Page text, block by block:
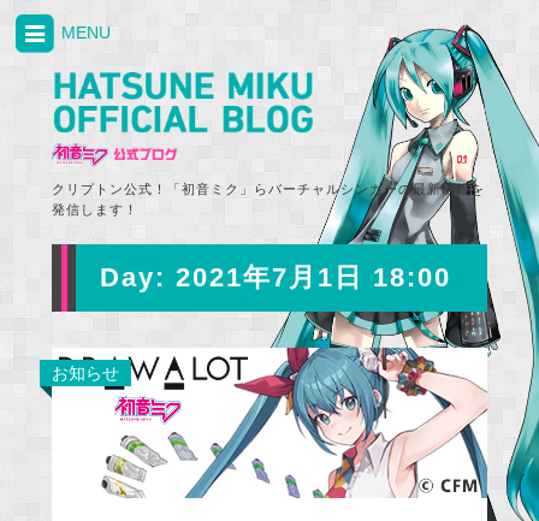
クリプトン公式！「初音ミク」らバーチャルシンガーの最新情報を
発信します！
MENU
Day: 2021年7月1日 18:00
お知らせ